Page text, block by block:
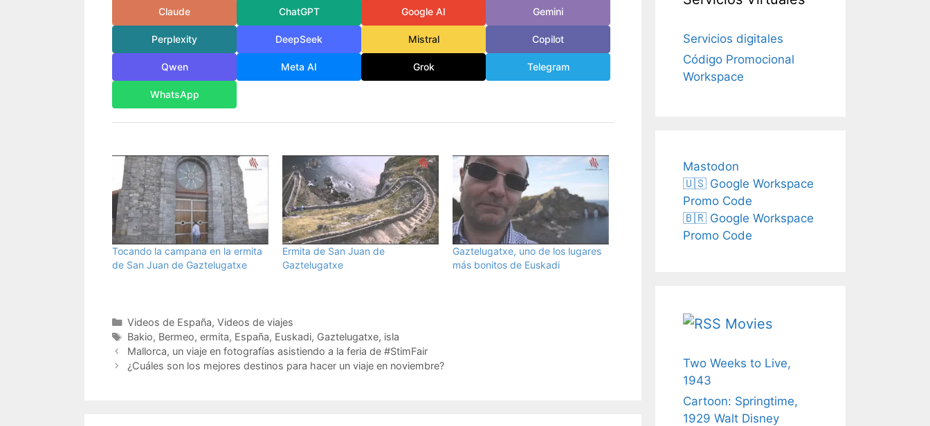
Claude ChatGPT Google AI Gemini
Perplexity DeepSeek Mistral Copilot
Qwen Meta AI Grok Telegram
WhatsApp
Tocando la campana en la ermita
de San Juan de Gaztelugatxe
Ermita de San Juan de
Gaztelugatxe
Gaztelugatxe, uno de los lugares
más bonitos de Euskadi
Categorías
Videos de España, Videos de viajes
Etiquetas
Bakio, Bermeo, ermita, España, Euskadi, Gaztelugatxe, isla
Mallorca, un viaje en fotografías asistiendo a la feria de #StimFair
¿Cuáles son los mejores destinos para hacer un viaje en noviembre?
Servicios digitales
Código Promocional
Workspace
Mastodon
🇺🇸 Google Workspace
Promo Code
🇧🇷 Google Workspace
Promo Code
Movies
Two Weeks to Live,
1943
Cartoon: Springtime,
1929 Walt Disney